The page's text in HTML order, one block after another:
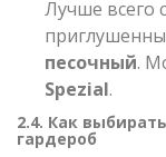
Лучше всего
песочный.
Spezial.
2.4. Как
гардероб